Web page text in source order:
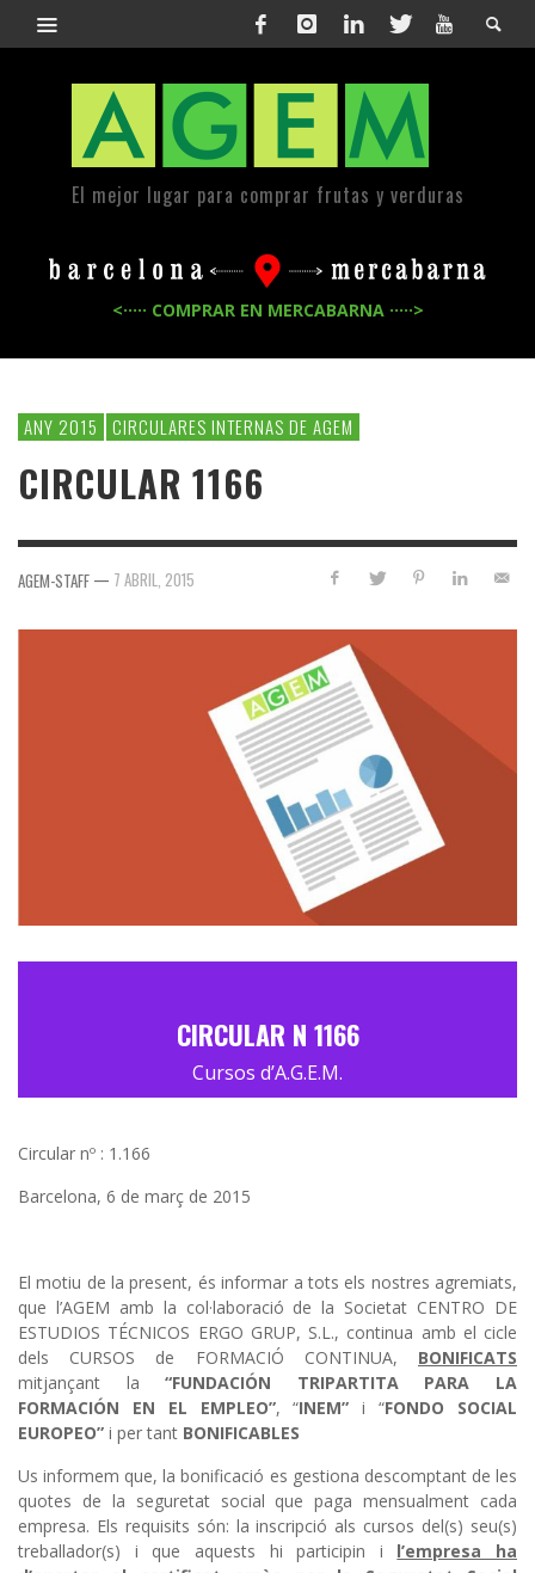
El mejor lugar para comprar frutas y verduras
<····· COMPRAR EN MERCABARNA ·····>
ANY 2015 CIRCULARES INTERNAS DE AGEM
CIRCULAR 1166
AGEM-STAFF — 7 ABRIL, 2015
CIRCULAR N 1166
Cursos d’A.G.E.M.
Circular nº : 1.166
Barcelona, 6 de març de 2015
El motiu de la present, és informar a tots els nostres agremiats,
que l’AGEM amb la col·laboració de la Societat CENTRO DE
ESTUDIOS TÉCNICOS ERGO GRUP, S.L., continua amb el cicle
dels CURSOS de FORMACIÓ CONTINUA, BONIFICATS
mitjançant la“FUNDACIÓN TRIPARTITA PARA LA
FORMACIÓN EN EL EMPLEO”, “INEM”i “FONDO SOCIAL
EUROPEO” i per tant BONIFICABLES
Us informem que, la bonificació es gestiona descomptant de les
quotes de la seguretat social que paga mensualment cada
empresa. Els requisits són: la inscripció als cursos del(s) seu(s)
treballador(s) i que aquests hi participin i l’empresa ha